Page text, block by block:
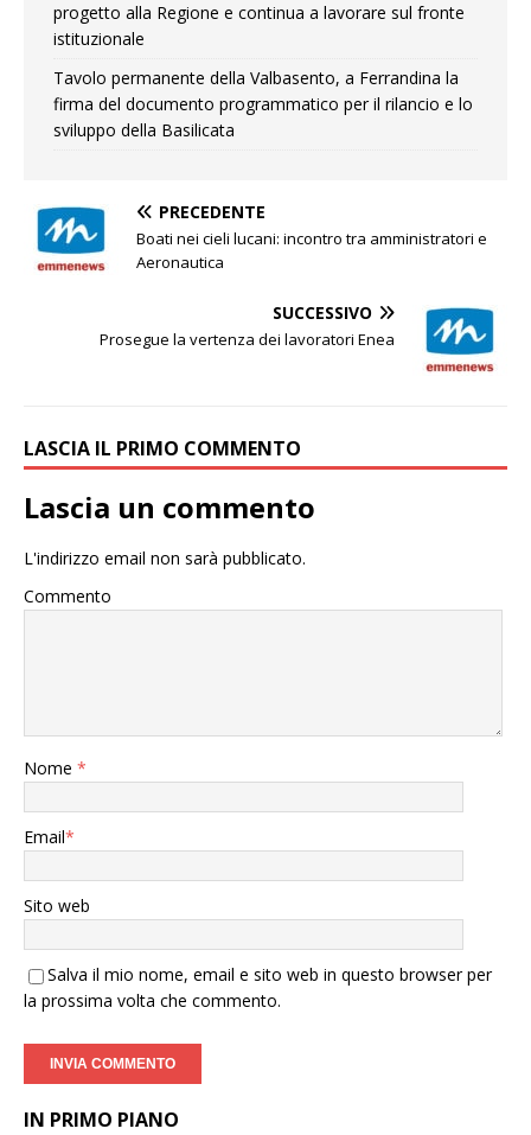
progetto alla Regione e continua a lavorare sul fronte
istituzionale
Tavolo permanente della Valbasento, a Ferrandina la
firma del documento programmatico per il rilancio e lo
sviluppo della Basilicata
PRECEDENTE
Boati nei cieli lucani: incontro tra amministratori e
Aeronautica
SUCCESSIVO
Prosegue la vertenza dei lavoratori Enea
LASCIA IL PRIMO COMMENTO
Lascia un commento
L'indirizzo email non sarà pubblicato.
Commento
Nome *
Email*
Sito web
Salva il mio nome, email e sito web in questo browser per
la prossima volta che commento.
IN PRIMO PIANO